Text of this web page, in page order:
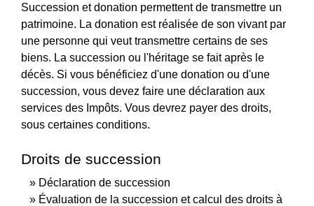
Succession et donation permettent de transmettre un
patrimoine. La donation est réalisée de son vivant par
une personne qui veut transmettre certains de ses
biens. La succession ou l'héritage se fait après le
décès. Si vous bénéficiez d'une donation ou d'une
succession, vous devez faire une déclaration aux
services des Impôts. Vous devrez payer des droits,
sous certaines conditions.
Droits de succession
Déclaration de succession
Évaluation de la succession et calcul des droits à